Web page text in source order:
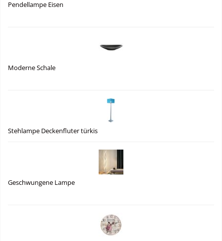
Pendellampe Eisen
Moderne Schale
Stehlampe Deckenfluter türkis
Geschwungene Lampe